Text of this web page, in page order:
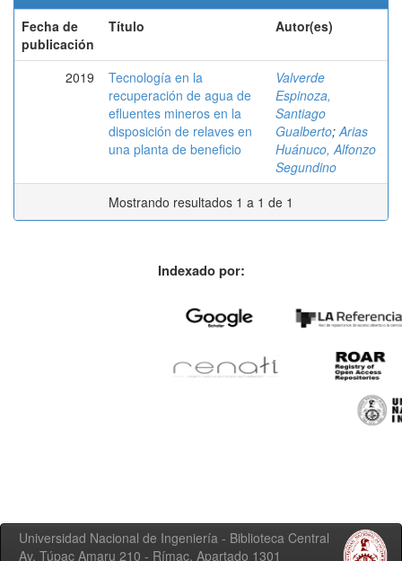
Fecha de
publicación
Título Autor(es)
2019
Tecnología en la
recuperación de agua de
efluentes mineros en la
disposición de relaves en
una planta de beneficio
Valverde
Espinoza,
Santiago
Gualberto; Arias
Huánuco, Alfonzo
Segundino
Mostrando resultados 1 a 1 de 1
Indexado por:
Universidad Nacional de Ingeniería - Biblioteca Central
Av. Túpac Amaru 210 - Rímac. Apartado 1301